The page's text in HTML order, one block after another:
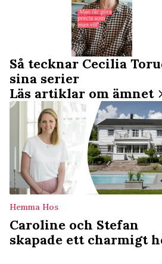
Så tecknar Cecilia
sina serier
Läs artiklar om ämnet
Hemma Hos
Caroline och Stefan
skapade ett charmigt